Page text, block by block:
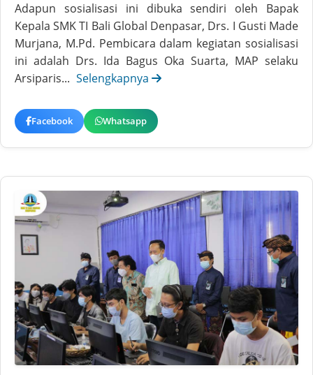
Adapun sosialisasi ini dibuka sendiri oleh Bapak
Kepala SMK TI Bali Global Denpasar, Drs. I Gusti Made
Murjana, M.Pd. Pembicara dalam kegiatan sosialisasi
ini adalah Drs. Ida Bagus Oka Suarta, MAP selaku
Arsiparis... Selengkapnya
Facebook Whatsapp